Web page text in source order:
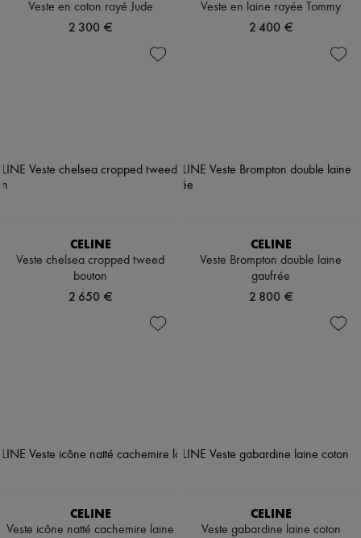
Veste en coton rayé Jude
2 300 €
Veste en laine rayée Tommy
2 400 €
CELINE
Veste chelsea cropped tweed
bouton
2 650 €
CELINE
Veste Brompton double laine
gaufrée
2 800 €
CELINE
Veste icône natté cachemire laine
CELINE
Veste gabardine laine coton